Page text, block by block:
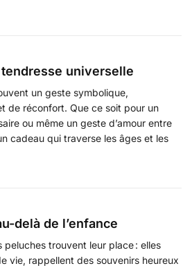
universelle
un geste symbolique,
de réconfort. Que ce soit pour un
ou même un geste d’amour entre
cadeau qui traverse les âges et les
delà de l’enfance
peluches trouvent leur place : elles
vie, rappellent des souvenirs heureux